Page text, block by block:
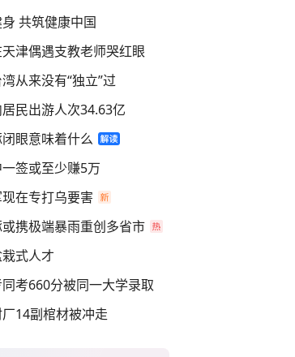
共筑健康中国
津偶遇支教老师哭红眼
从来没有“独立”过
民出游人次34.63亿
眼意味着什么
签或至少赚5万
在专打乌要害
携极端暴雨重创多省市
式人才
考660分被同一大学录取
14副棺材被冲走